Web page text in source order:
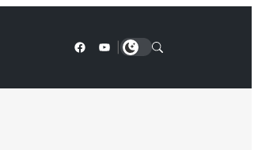
Facebook
YouTube